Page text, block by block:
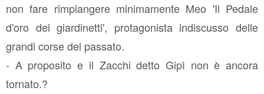
non fare rimpiangere minimamente Meo 'Il Pedale
d'oro dei giardinetti', protagonista indiscusso delle
grandi corse del passato.
- A proposito e il Zacchi detto Gipì non è ancora
tornato.?